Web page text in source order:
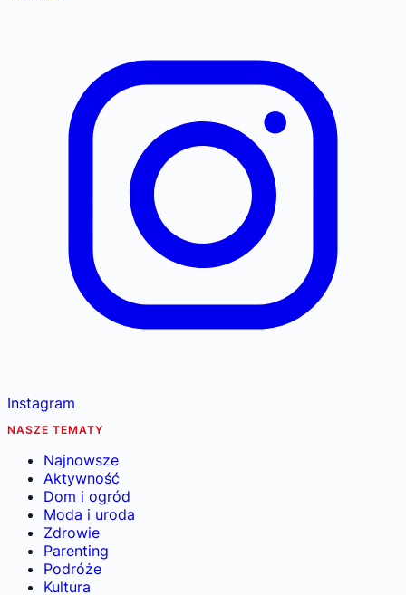
Instagram
NASZE TEMATY
Najnowsze
Aktywność
Dom i ogród
Moda i uroda
Zdrowie
Parenting
Podróże
Kultura